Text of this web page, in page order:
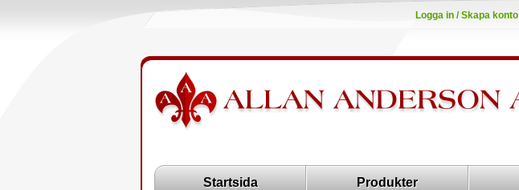
Logga in / Skapa konto
Startsida Produkter